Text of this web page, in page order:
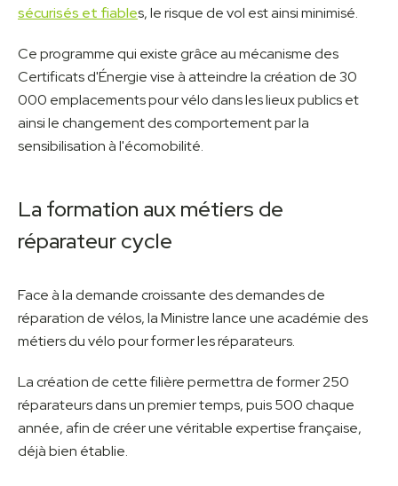
sécurisés et fiables, le risque de vol est ainsi minimisé.
Ce programme qui existe grâce au mécanisme des
Certificats d'Énergie vise à atteindre la création de 30
000 emplacements pour vélo dans les lieux publics et
ainsi le changement des comportement par la
sensibilisation à l'écomobilité.
La formation aux métiers de
réparateur cycle
Face à la demande croissante des demandes de
réparation de vélos, la Ministre lance une académie des
métiers du vélo pour former les réparateurs.
La création de cette filière permettra de former 250
réparateurs dans un premier temps, puis 500 chaque
année, afin de créer une véritable expertise française,
déjà bien établie.